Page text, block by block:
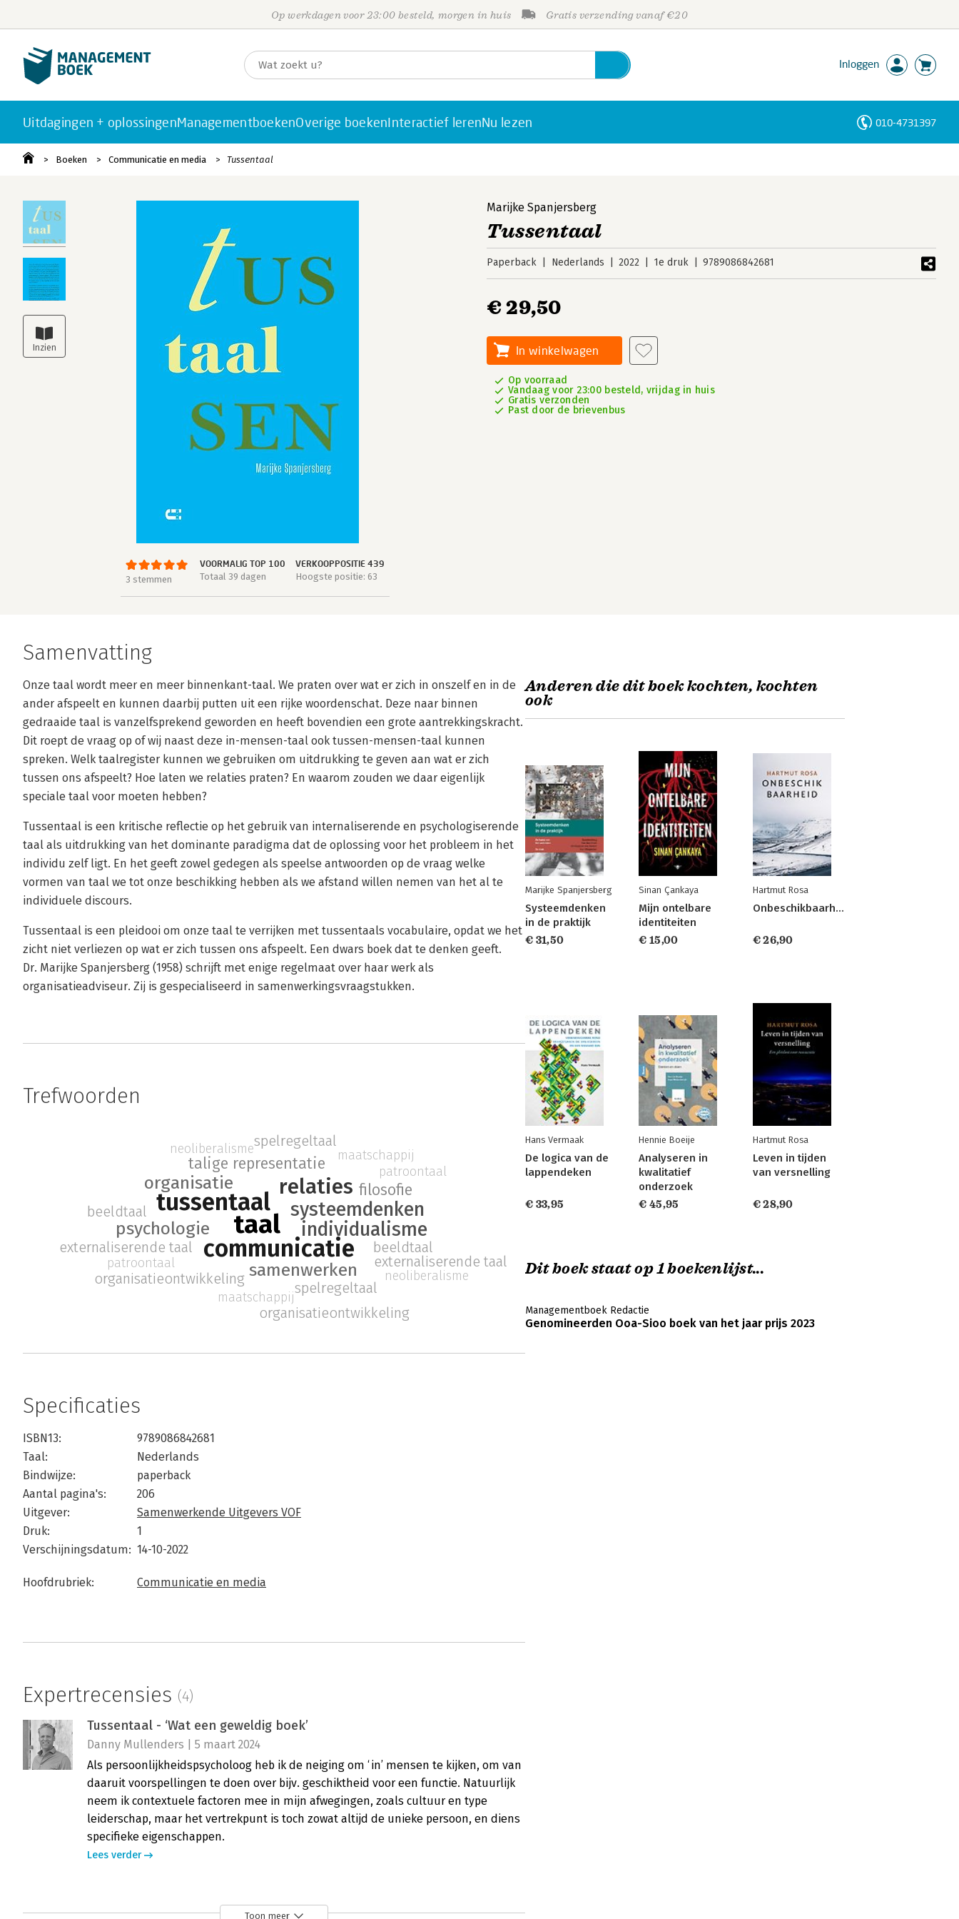
Op werkdagen voor 23:00 besteld, morgen in huis Gratis verzending vanaf €20
Inloggen
Uitdagingen + oplossingenManagementboekenOverige boekenInteractief lerenNu lezen 010-4731397
Boeken Communicatie en media Tussentaal
3 stemmen
VOORMALIG TOP 100
Totaal 39 dagen
VERKOOPPOSITIE 439
Hoogste positie: 63
Marijke Spanjersberg
Tussentaal
Paperback Nederlands 2022 1e druk 9789086842681
€ 29,50
In winkelwagen
Op voorraad
Vandaag voor 23:00 besteld, vrijdag in huis
Gratis verzonden
Past door de brievenbus
Samenvatting
Onze taal wordt meer en meer binnenkant-taal. We praten over wat er zich in onszelf en in de
ander afspeelt en kunnen daarbij putten uit een rijke woordenschat. Deze naar bin­nen
gedraaide taal is vanzelfsprekend geworden en heeft bovendien een grote aantrekkingskracht.
Dit roept de vraag op of wij naast deze in-mensen-taal ook tussen-mensen-taal kunnen
spreken. Welk taalregister kunnen we gebruiken om uitdrukking te geven aan wat er zich
tussen ons afspeelt? Hoe laten we relaties praten? En waarom zouden we daar eigenlijk
speciale taal voor moeten hebben?
Tussentaal is een kritische reflectie op het gebruik van internaliserende en psychologiserende
taal als uitdrukking van het dominante paradigma dat de oplossing voor het probleem in het
individu zelf ligt. En het geeft zowel gedegen als speelse antwoorden op de vraag welke
vormen van taal we tot onze beschikking hebben als we afstand willen nemen van het al te
individuele discours.
Tussentaal is een pleidooi om onze taal te verrijken met tussentaals vocabulaire, opdat we het
zicht niet verliezen op wat er zich tussen ons afspeelt. Een dwars boek dat te denken geeft.
Dr. Marijke Spanjersberg (1958) schrijft met enige regelmaat over haar werk als
organisatieadviseur. Zij is gespe­cialiseerd in samenwerkingsvraagstukken.
Trefwoorden
taal
communicatie
tussentaal
relaties
systeemdenken
individualisme
samenwerken
psychologie
organisatie
talige representatie
filosofie
spelregeltaal
beeldtaal
maatschappij
organisatieontwikkeling
patroontaal
externaliserende taal
neoliberalismespelregeltaal
beeldtaal
maatschappij
organisatieontwikkeling
patroontaal
externaliserende taal
neoliberalisme
Specificaties
ISBN13:
9789086842681
Taal:
Nederlands
Bindwijze:
paperback
Aantal pagina's:
206
Uitgever:
Samenwerkende Uitgevers VOF
Druk:
1
Verschijningsdatum: 14-10-2022
Hoofdrubriek: Communicatie en media
Expertrecensies (4)
Tussentaal - ‘Wat een geweldig boek’
Danny Mullenders | 5 maart 2024
Als persoonlijkheidspsycholoog heb ik de neiging om ‘in’ mensen te kijken, om van
daaruit voorspellingen te doen over bijv. geschiktheid voor een functie. Natuurlijk
neem ik contextuele factoren mee in mijn afwegingen, zoals cultuur en type
leiderschap, maar het vertrekpunt is toch zowat altijd de unieke persoon, en diens
specifieke eigenschappen.
Lees verder
Tussentaal - Een mooie boodschap voor deze tijd
Toon meer
Anderen die dit boek kochten, kochten
ook
Marijke Spanjersberg
Systeemdenken
in de praktijk
€ 31,50
Sinan Çankaya
Mijn ontelbare
identiteiten
€ 15,00
Hartmut Rosa
Onbeschikbaarheid
€ 26,90
Hans Vermaak
De logica van de
lappendeken
€ 33,95
Hennie Boeije
Analyseren in
kwalitatief
onderzoek
€ 45,95
Hartmut Rosa
Leven in tijden
van versnelling
€ 28,90
Dit boek staat op 1 boekenlijst...
Managementboek Redactie
Genomineerden Ooa-Sioo boek van het jaar prijs 2023
Personen